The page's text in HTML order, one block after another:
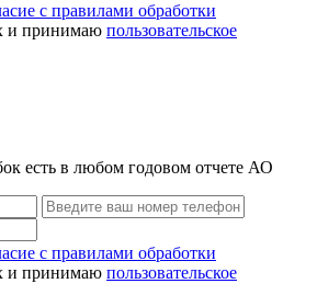
с правилами обработки
и принимаю пользовательское
есть в любом годовом отчете АО
с правилами обработки
и принимаю пользовательское